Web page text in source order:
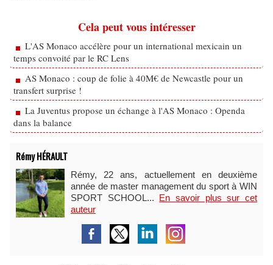
Cela peut vous intéresser
L'AS Monaco accélère pour un international mexicain un
temps convoité par le RC Lens
AS Monaco : coup de folie à 40M€ de Newcastle pour un
transfert surprise !
La Juventus propose un échange à l'AS Monaco : Openda
dans la balance
Rémy HÉRAULT
Rémy, 22 ans, actuellement en deuxième
année de master management du sport à WIN
SPORT SCHOOL... En savoir plus sur cet
auteur